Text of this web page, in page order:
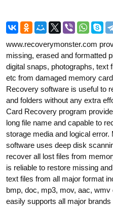
www.recoverymonster.com
missing, erased and formatted
digital snaps, photographs, text
etc from damaged memory
Recovery software is useful to
and folders without any extra
Card Recovery program
long file name and capable to
storage media and logical
software uses deep disk
recover all lost files from
is reliable to restore missing
text files from all major format
bmp, doc, mp3, mov, aac,
easily supports all major